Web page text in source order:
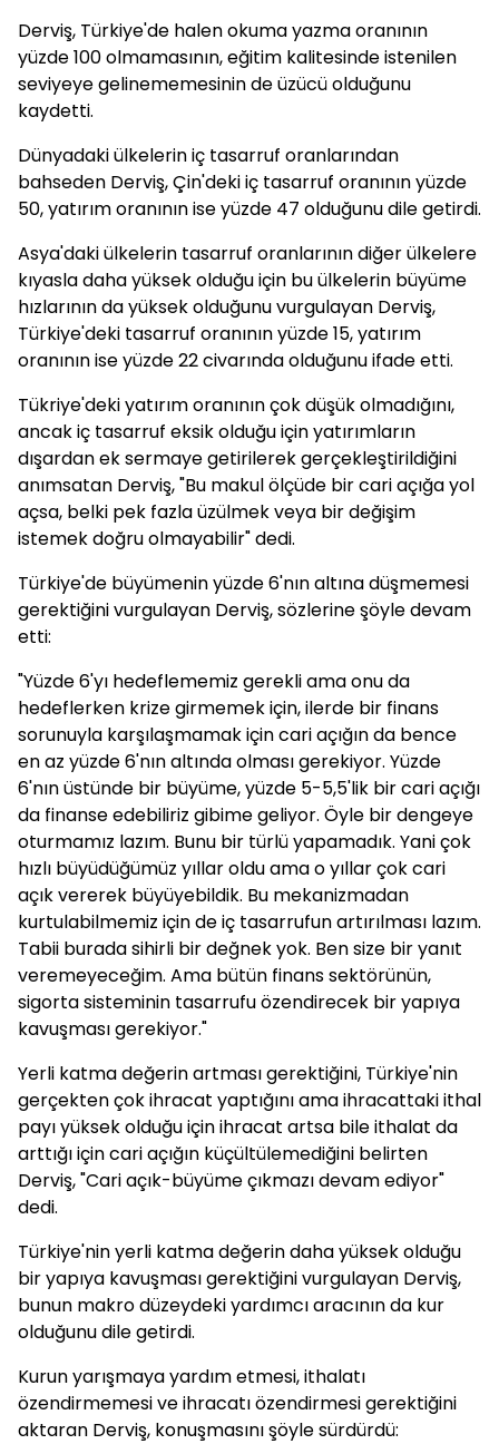
Derviş, Türkiye'de halen okuma yazma oranının
yüzde 100 olmamasının, eğitim kalitesinde istenilen
seviyeye gelinememesinin de üzücü olduğunu
kaydetti.
Dünyadaki ülkelerin iç tasarruf oranlarından
bahseden Derviş, Çin'deki iç tasarruf oranının yüzde
50, yatırım oranının ise yüzde 47 olduğunu dile getirdi.
Asya'daki ülkelerin tasarruf oranlarının diğer ülkelere
kıyasla daha yüksek olduğu için bu ülkelerin büyüme
hızlarının da yüksek olduğunu vurgulayan Derviş,
Türkiye'deki tasarruf oranının yüzde 15, yatırım
oranının ise yüzde 22 civarında olduğunu ifade etti.
Tükriye'deki yatırım oranının çok düşük olmadığını,
ancak iç tasarruf eksik olduğu için yatırımların
dışardan ek sermaye getirilerek gerçekleştirildiğini
anımsatan Derviş, "Bu makul ölçüde bir cari açığa yol
açsa, belki pek fazla üzülmek veya bir değişim
istemek doğru olmayabilir" dedi.
Türkiye'de büyümenin yüzde 6'nın altına düşmemesi
gerektiğini vurgulayan Derviş, sözlerine şöyle devam
etti:
"Yüzde 6'yı hedeflememiz gerekli ama onu da
hedeflerken krize girmemek için, ilerde bir finans
sorunuyla karşılaşmamak için cari açığın da bence
en az yüzde 6'nın altında olması gerekiyor. Yüzde
6'nın üstünde bir büyüme, yüzde 5-5,5'lik bir cari açığı
da finanse edebiliriz gibime geliyor. Öyle bir dengeye
oturmamız lazım. Bunu bir türlü yapamadık. Yani çok
hızlı büyüdüğümüz yıllar oldu ama o yıllar çok cari
açık vererek büyüyebildik. Bu mekanizmadan
kurtulabilmemiz için de iç tasarrufun artırılması lazım.
Tabii burada sihirli bir değnek yok. Ben size bir yanıt
veremeyeceğim. Ama bütün finans sektörünün,
sigorta sisteminin tasarrufu özendirecek bir yapıya
kavuşması gerekiyor."
Yerli katma değerin artması gerektiğini, Türkiye'nin
gerçekten çok ihracat yaptığını ama ihracattaki ithal
payı yüksek olduğu için ihracat artsa bile ithalat da
arttığı için cari açığın küçültülemediğini belirten
Derviş, "Cari açık-büyüme çıkmazı devam ediyor"
dedi.
Türkiye'nin yerli katma değerin daha yüksek olduğu
bir yapıya kavuşması gerektiğini vurgulayan Derviş,
bunun makro düzeydeki yardımcı aracının da kur
olduğunu dile getirdi.
Kurun yarışmaya yardım etmesi, ithalatı
özendirmemesi ve ihracatı özendirmesi gerektiğini
aktaran Derviş, konuşmasını şöyle sürdürdü: